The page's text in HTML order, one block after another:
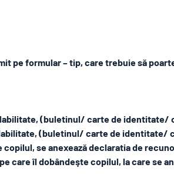
pe formular – tip, care trebuie să
(buletinul/ carte de
(buletinul/ carte de
se anexează declaratia de
care îl dobândeşte copilul, la care